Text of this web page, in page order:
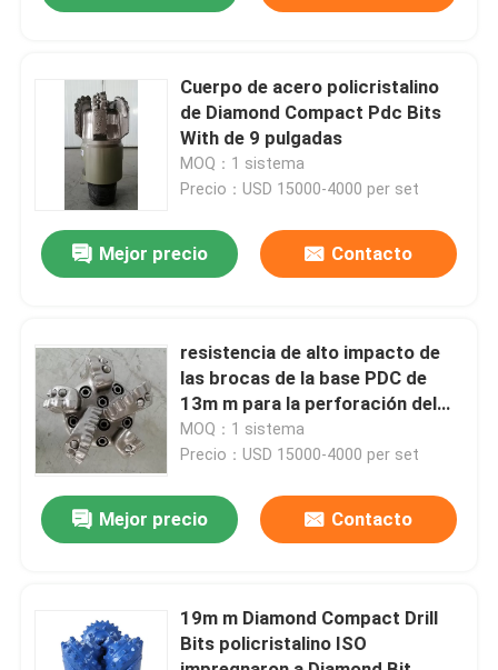
Productos
Sobre nosotros
Visita a la fábrica
Contacto
noticias
Todos los casos
Trazador de líneas de la bomba de fango
Cuerpo de acero policristalino
de Diamond Compact Pdc Bits
With de 9 pulgadas
MOQ：1 sistema
Precio：USD 15000-4000 per set
Mejor precio Contacto
resistencia de alto impacto de
las brocas de la base PDC de
13m m para la perforación del
pozo de petróleo
MOQ：1 sistema
Precio：USD 15000-4000 per set
Mejor precio Contacto
19m m Diamond Compact Drill
Bits policristalino ISO